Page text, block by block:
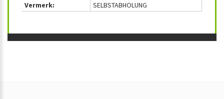
Vermerk:
SELBSTABHOLUNG